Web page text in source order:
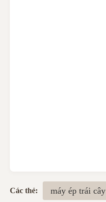
Các thẻ: máy ép trái cây